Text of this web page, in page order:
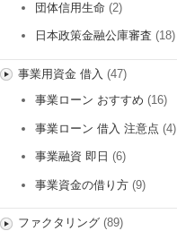
団体信用生命 (2)
日本政策金融公庫審査 (18)
事業用資金 借入 (47)
事業ローン おすすめ (16)
事業ローン 借入 注意点 (4)
事業融資 即日 (6)
事業資金の借り方 (9)
ファクタリング(89)